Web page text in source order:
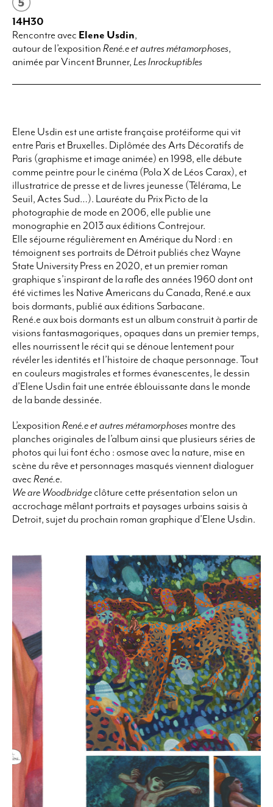
14H30
Rencontre avec Elene Usdin,
autour de l’exposition René.e et autres métamorphoses,
animée par Vincent Brunner, Les Inrockuptibles
Elene Usdin est une artiste française protéiforme qui vit
entre Paris et Bruxelles. Diplômée des Arts Décoratifs de
Paris (graphisme et image animée) en 1998, elle débute
comme peintre pour le cinéma (Pola X de Léos Carax), et
illustratrice de presse et de livres jeunesse (Télérama, Le
Seuil, Actes Sud…). Lauréate du Prix Picto de la
photographie de mode en 2006, elle publie une
monographie en 2013 aux éditions Contrejour.
Elle séjourne régulièrement en Amérique du Nord : en
témoignent ses portraits de Détroit publiés chez Wayne
State University Press en 2020, et un premier roman
graphique s’inspirant de la rafle des années 1960 dont ont
été victimes les Native Americans du Canada, René.e aux
bois dormants, publié aux éditions Sarbacane.
René.e aux bois dormants est un album construit à partir de
visions fantasmagoriques, opaques dans un premier temps,
elles nourrissent le récit qui se dénoue lentement pour
révéler les identités et l’histoire de chaque personnage. Tout
en couleurs magistrales et formes évanescentes, le dessin
d’Elene Usdin fait une entrée éblouissante dans le monde
de la bande dessinée.
L’exposition René.e et autres métamorphoses montre des
planches originales de l’album ainsi que plusieurs séries de
photos qui lui font écho : osmose avec la nature, mise en
scène du rêve et personnages masqués viennent dialoguer
avec René.e.
We are Woodbridge clôture cette présentation selon un
accrochage mêlant portraits et paysages urbains saisis à
Detroit, sujet du prochain roman graphique d’Elene Usdin.